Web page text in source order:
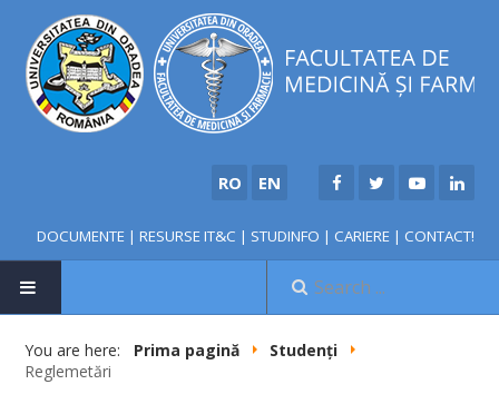
RO EN
DOCUMENTE | RESURSE IT&C | STUDINFO | CARIERE | CONTACT!
HOME
You are here: Prima pagină
Studenți
Reglemetări